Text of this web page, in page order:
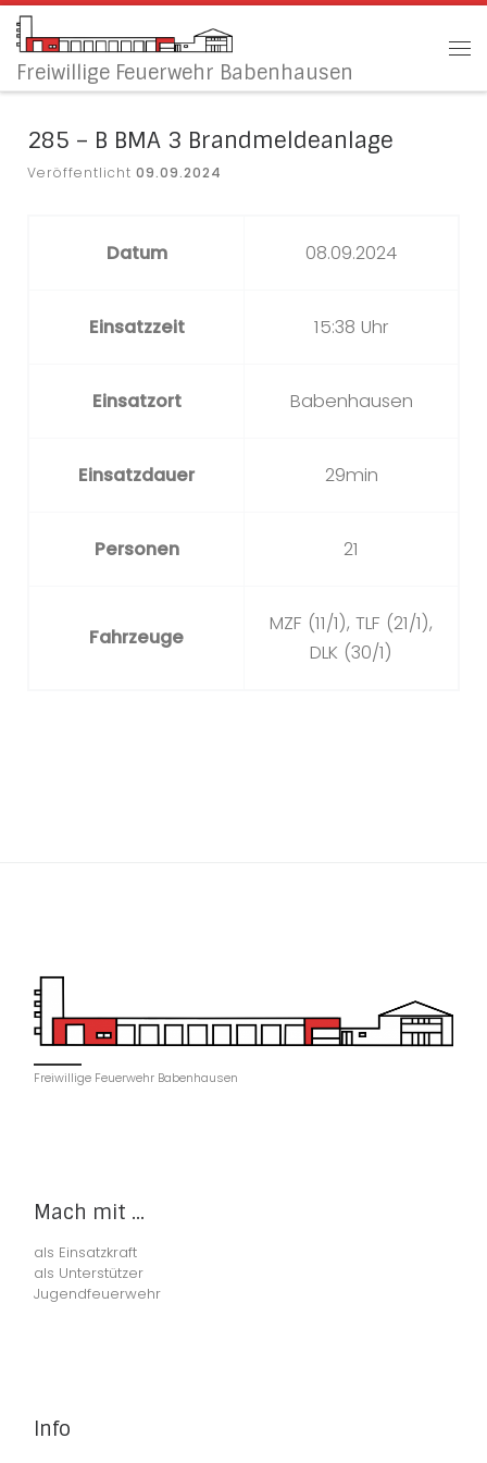
Zum Inhalt springen
Freiwillige Feuerwehr Babenhausen
285 – B BMA 3 Brandmeldeanlage
Veröffentlicht 09.09.2024
Datum 08.09.2024
Einsatzzeit 15:38 Uhr
Einsatzort Babenhausen
Einsatzdauer 29min
Personen 21
Fahrzeuge
MZF (11/1), TLF (21/1),
DLK (30/1)
Freiwillige Feuerwehr Babenhausen
Mach mit ...
als Einsatzkraft
als Unterstützer
Jugendfeuerwehr
Info